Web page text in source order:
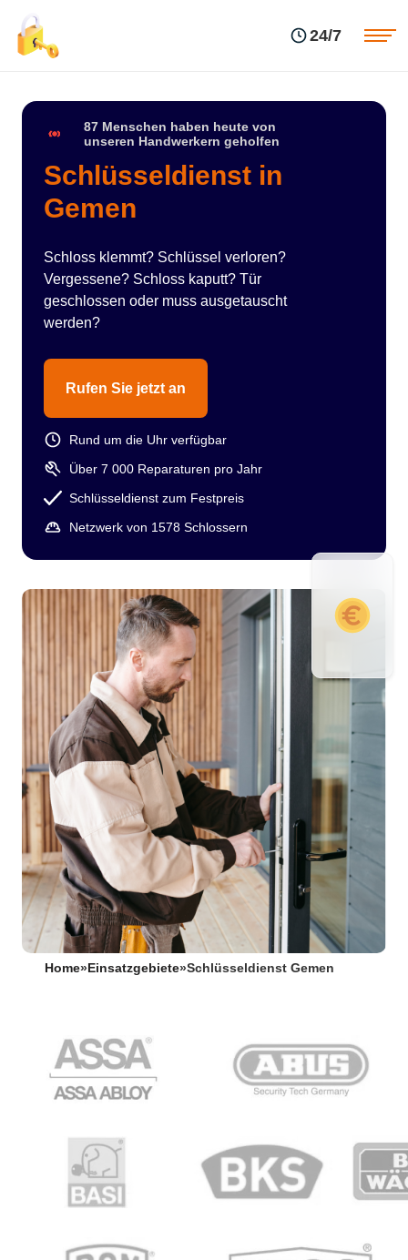
24/7
87 Menschen haben heute von
unseren Handwerkern geholfen
Schlüsseldienst in
Gemen
Schloss klemmt? Schlüssel verloren?
Vergessene? Schloss kaputt? Tür
geschlossen oder muss ausgetauscht
werden?
Rufen Sie jetzt an
Rund um die Uhr verfügbar
Über 7 000 Reparaturen pro Jahr
Schlüsseldienst zum Festpreis
Netzwerk von 1578 Schlossern
Home» Einsatzgebiete»Schlüsseldienst Gemen